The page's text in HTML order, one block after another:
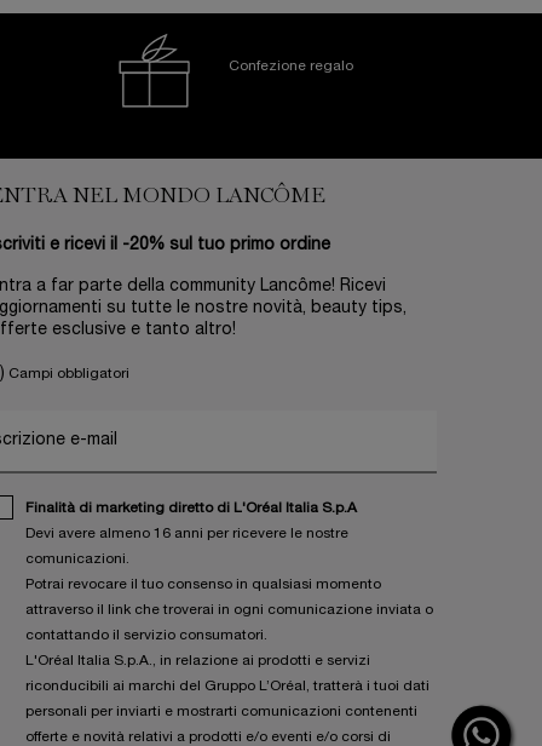
Confezione regalo
NEL MONDO LANCÔME
e ricevi il -20% sul tuo primo ordine
a far parte della community Lancôme! Ricevi
su tutte le nostre novità, beauty tips,
esclusive e tanto altro!
Campi obbligatori
e-mail
Finalità di marketing diretto di L'Oréal Italia S.p.A
Devi avere almeno 16 anni per ricevere le nostre
comunicazioni.
Potrai revocare il tuo consenso in qualsiasi momento
attraverso il link che troverai in ogni comunicazione inviata o
contattando il servizio consumatori.
L'Oréal Italia S.p.A., in relazione ai prodotti e servizi
riconducibili ai marchi del Gruppo L’Oréal, tratterà i tuoi dati
personali per inviarti e mostrarti comunicazioni contenenti
offerte e novità relativi a prodotti e/o eventi e/o corsi di